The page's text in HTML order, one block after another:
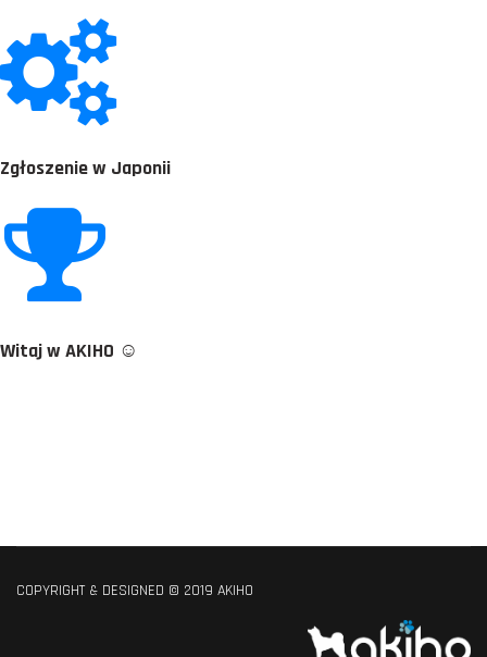
Zgłoszenie w Japonii
Witaj w AKIHO ☺
COPYRIGHT & DESIGNED © 2019 AKIHO